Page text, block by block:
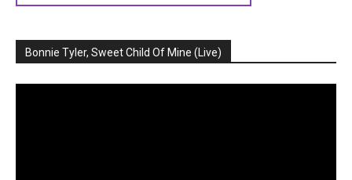
Bonnie Tyler, Sweet Child Of Mine (Live)